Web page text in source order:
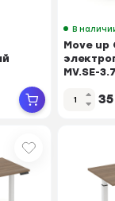
В
Move up
MV.SE-